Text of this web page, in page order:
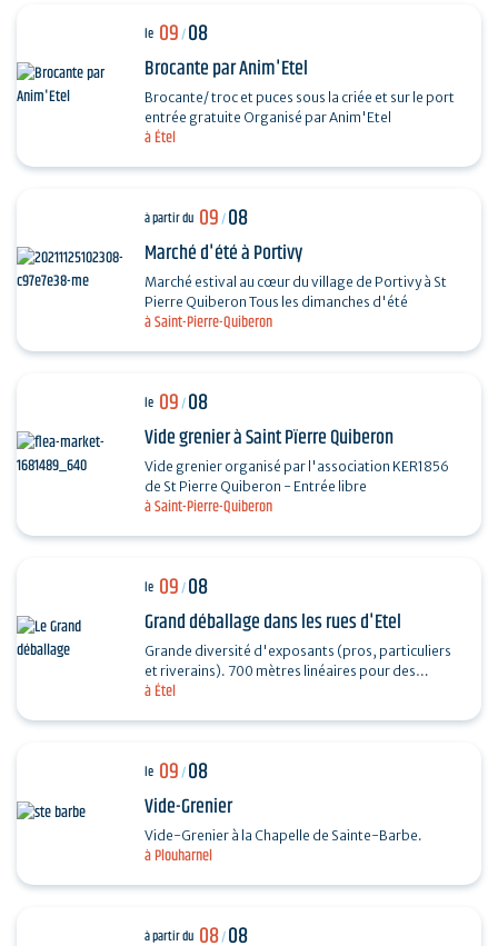
à Étel
le 09/08
Brocante par Anim'Etel
Brocante/ troc et puces sous la criée et sur le port
entrée gratuite Organisé par Anim'Etel
à Saint-Pierre-Quiberon
à partir du 09/08
Marché d'été à Portivy
Marché estival au cœur du village de Portivy à St
Pierre Quiberon Tous les dimanches d'été
à Saint-Pierre-Quiberon
le 09/08
Vide grenier à Saint Pïerre Quiberon
Vide grenier organisé par l'association KER1856
de St Pierre Quiberon - Entrée libre
à Étel
le 09/08
Grand déballage dans les rues d'Etel
Grande diversité d'exposants (pros, particuliers
et riverains). 700 mètres linéaires pour des
exposants particuliers, professionnels et…
à Plouharnel
le 09/08
Vide-Grenier
Vide-Grenier à la Chapelle de Sainte-Barbe.
à partir du 08/08